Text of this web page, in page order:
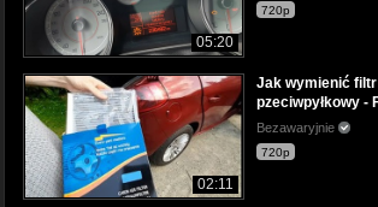
05:20
720p
02:11
Jak wymienić
pzeciwpyłkowy -
Bezawaryjnie
720p